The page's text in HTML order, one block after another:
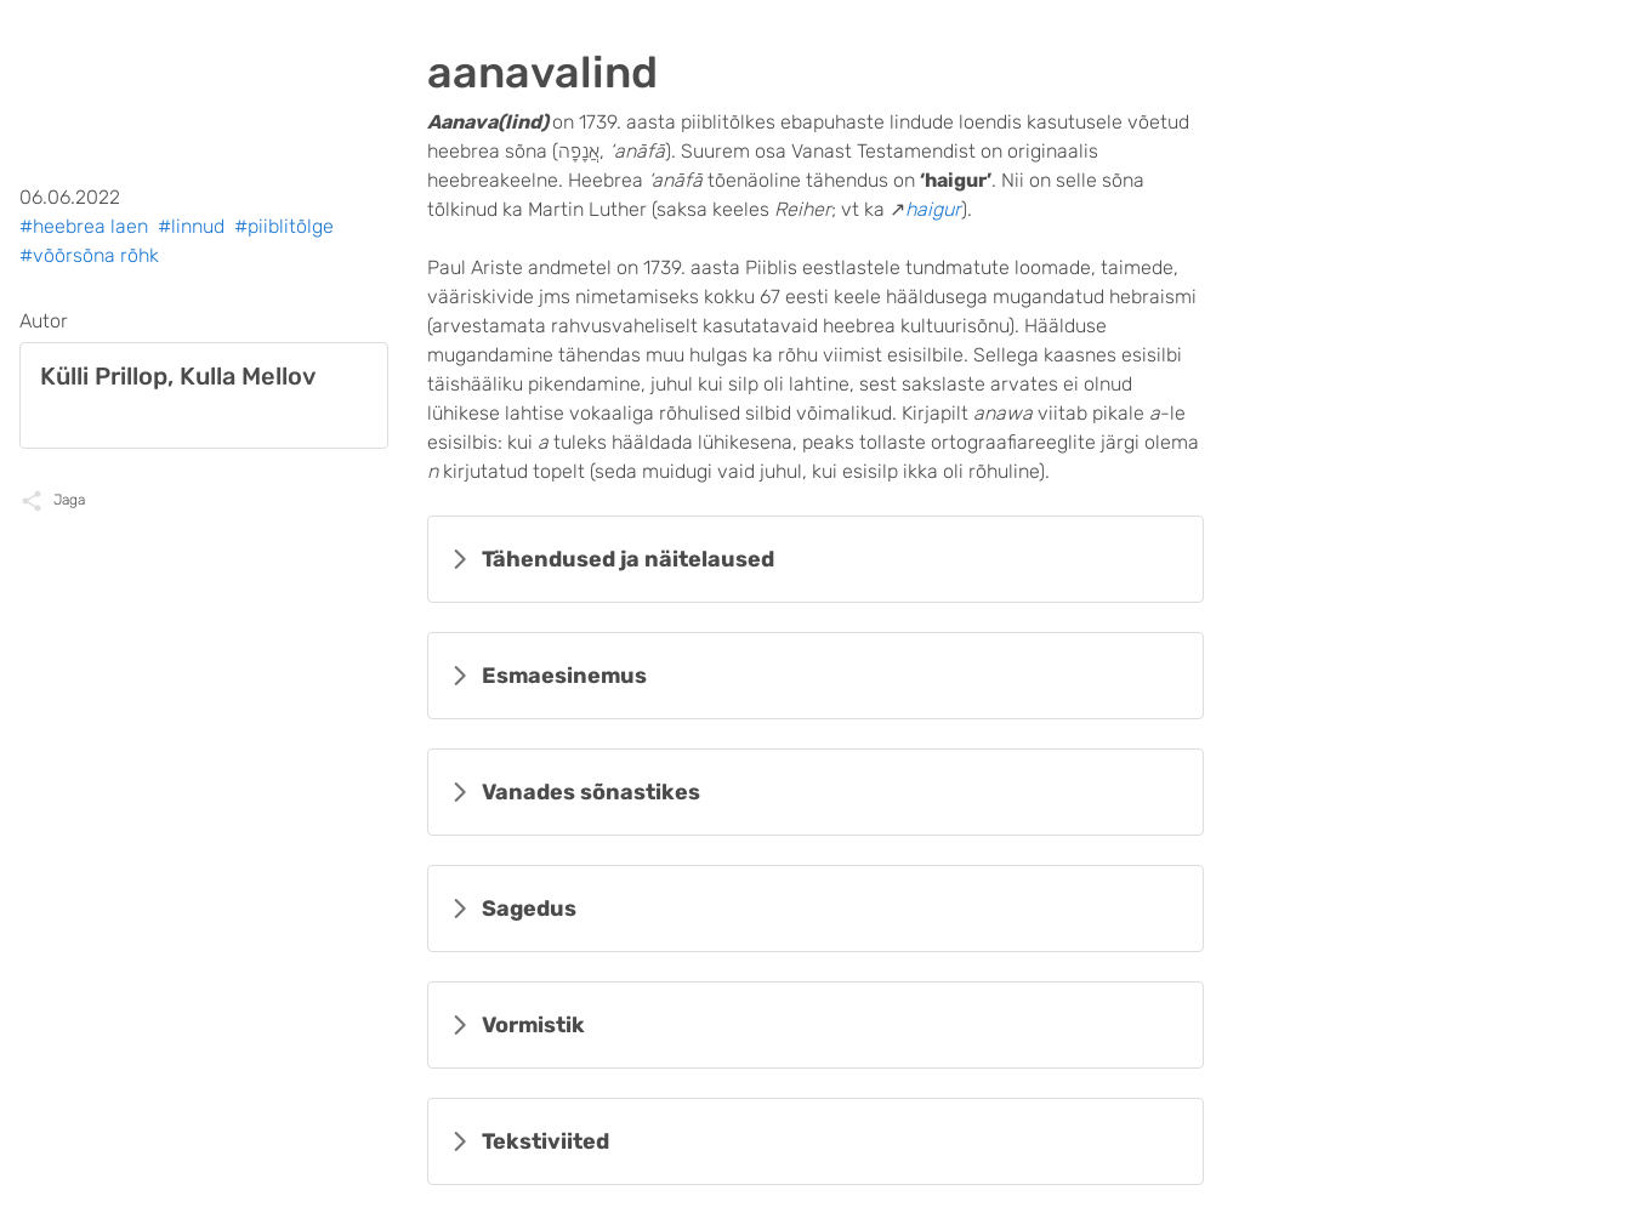
aanavalind
Aanava(lind)on 1739. aasta piiblitõlkes ebapuhaste lindude loendis kasutusele võetud
heebrea sõna (אֲנָפָה, ‘anāfā). Suurem osa Vanast Testamendist on originaalis
heebreakeelne. Heebrea ‘anāfā tõenäoline tähendus on ‘haigur’. Nii on selle sõna
tõlkinud ka Martin Luther (saksa keeles Reiher; vt ka ↗haigur).
Paul Ariste andmetel on 1739. aasta Piiblis eestlastele tundmatute loomade, taimede,
vääriskivide jms nimetamiseks kokku 67 eesti keele hääldusega mugandatud hebraismi
(arvestamata rahvusvaheliselt kasutatavaid heebrea kultuurisõnu). Häälduse
mugandamine tähendas muu hulgas ka rõhu viimist esisilbile. Sellega kaasnes esisilbi
täishääliku pikendamine, juhul kui silp oli lahtine, sest sakslaste arvates ei olnud
lühikese lahtise vokaaliga rõhulised silbid võimalikud. Kirjapilt anawa viitab pikale a-le
esisilbis: kui a tuleks hääldada lühikesena, peaks tollaste ortograafiareeglite järgi olema
nkirjutatud topelt (seda muidugi vaid juhul, kui esisilp ikka oli rõhuline).
Tähendused ja näitelaused
Esmaesinemus
Vanades sõnastikes
Sagedus
Vormistik
Tekstiviited
06.06.2022
#heebrea laen #linnud #piiblitõlge
#võõrsõna rõhk
Autor
Külli Prillop, Kulla Mellov
Jaga